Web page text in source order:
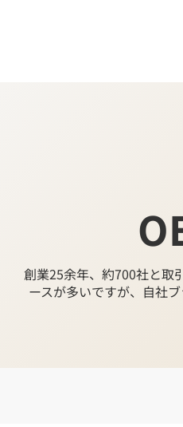
創業25余年、約700社と取
ースが多いですが、自社